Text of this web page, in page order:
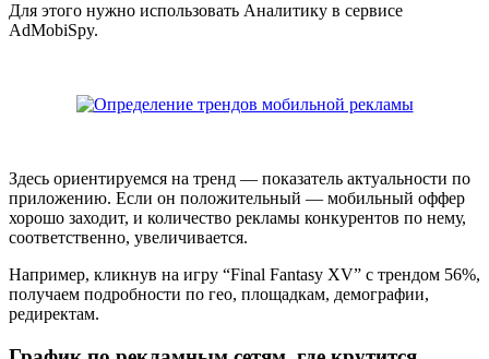
Для этого нужно использовать Аналитику в сервисе
AdMobiSpy.
Здесь ориентируемся на тренд — показатель актуальности по
приложению. Если он положительный — мобильный оффер
хорошо заходит, и количество рекламы конкурентов по нему,
соответственно, увеличивается.
Например, кликнув на игру “Final Fantasy XV” с трендом 56%,
получаем подробности по гео, площадкам, демографии,
редиректам.